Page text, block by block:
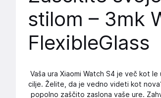
stilom – 3mk
FlexibleGlass
Vaša ura Xiaomi Watch S4 je več kot
cilje. Želite, da je vedno videti kot
popolno zaščito zaslona vaše ure.